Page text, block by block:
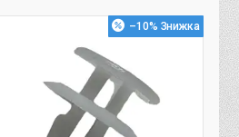
–10%